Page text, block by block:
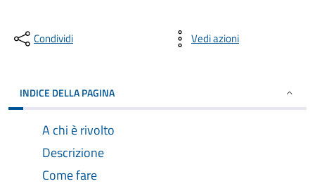
Condividi Vedi azioni
INDICE DELLA PAGINA
A chi è rivolto
Descrizione
Come fare